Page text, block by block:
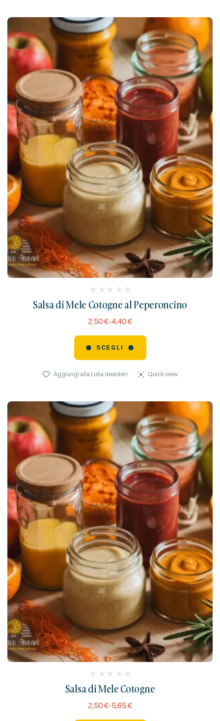
Salsa di Mele Cotogne al Peperoncino
reviews)
2,50€-4,40€
SCEGLI
Aggiungi alla Lista desideri Quick view
Salsa di Mele Cotogne
reviews)
2,50€-5,65€